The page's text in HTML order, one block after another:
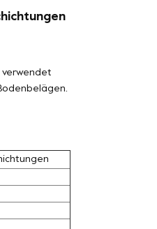
verwendet